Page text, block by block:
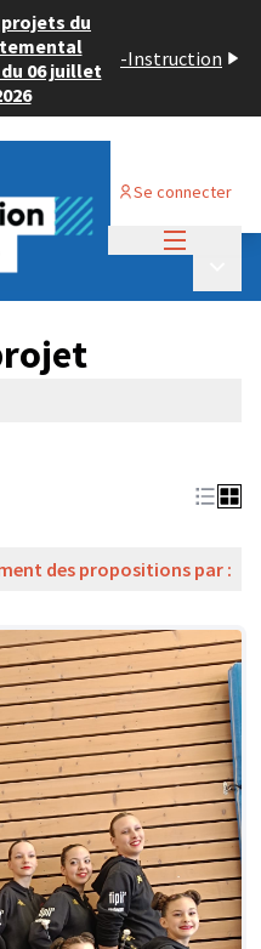
du
06 juillet
-Instruction
Se connecter
des propositions par :